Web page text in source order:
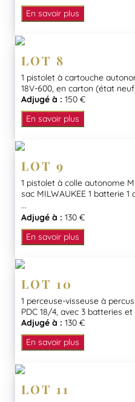
En savoir plus
LOT 8
1 pistolet à cartouche
18V-600, en carton (état
Adjugé à : 150 €
En savoir plus
LOT 9
1 pistolet à colle autonome
sac MILWAUKEE 1 batterie 1
...
Adjugé à : 130 €
En savoir plus
LOT 10
1 perceuse-visseuse à
PDC 18/4, avec 3 batteries et
Adjugé à : 130 €
En savoir plus
LOT 11